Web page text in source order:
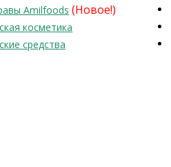
Amilfoods (Новое!)
косметика
средства